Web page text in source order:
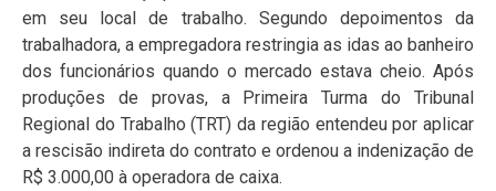
em seu local de trabalho. Segundo depoimentos da
trabalhadora, a empregadora restringia as idas ao banheiro
dos funcionários quando o mercado estava cheio. Após
produções de provas, a Primeira Turma do Tribunal
Regional do Trabalho (TRT) da região entendeu por aplicar
a rescisão indireta do contrato e ordenou a indenização de
R$ 3.000,00 à operadora de caixa.